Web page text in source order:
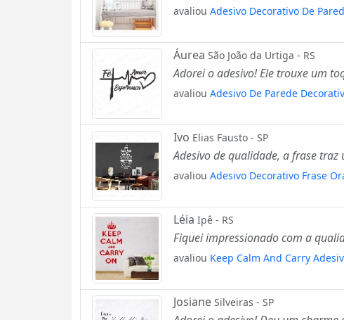
avaliou Adesivo Decorativo De
Áurea São João da Urtiga - RS
Adorei o adesivo! Ele trouxe um
avaliou Adesivo De Parede
Ivo Elias Fausto - SP
Adesivo de qualidade, a frase
avaliou Adesivo Decorativo Frase
Léia Ipê - RS
Fiquei impressionado com a
avaliou Keep Calm And Carry
Josiane Silveiras - SP